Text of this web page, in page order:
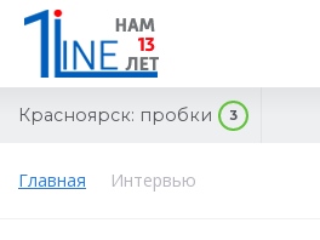
Красноярск: пробки 3
Главная Интервью